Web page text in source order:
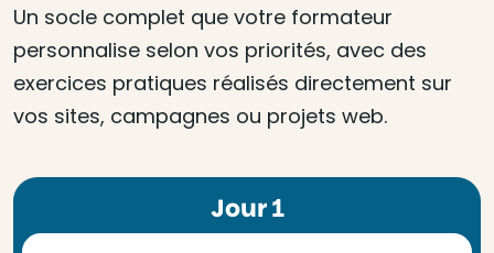
Un socle complet que votre formateur
personnalise selon vos priorités, avec des
exercices pratiques réalisés directement sur
vos sites, campagnes ou projets web.
Jour 1